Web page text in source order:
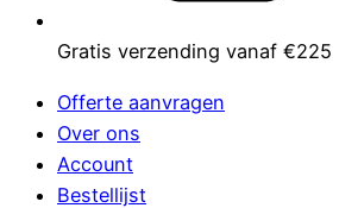
Gratis verzending vanaf €225
Offerte aanvragen
Over ons
Account
Bestellijst